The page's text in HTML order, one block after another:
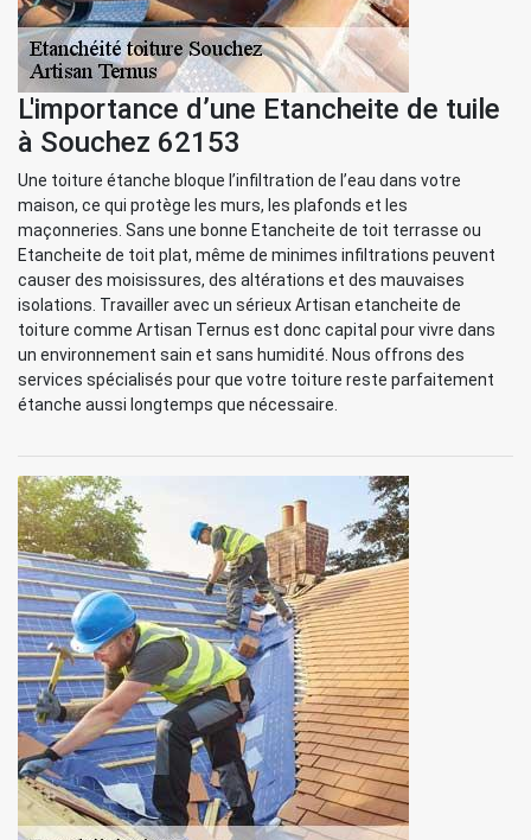
L'importance d’une Etancheite de tuile
à Souchez 62153
Une toiture étanche bloque l’infiltration de l’eau dans votre
maison, ce qui protège les murs, les plafonds et les
maçonneries. Sans une bonne Etancheite de toit terrasse ou
Etancheite de toit plat, même de minimes infiltrations peuvent
causer des moisissures, des altérations et des mauvaises
isolations. Travailler avec un sérieux Artisan etancheite de
toiture comme Artisan Ternus est donc capital pour vivre dans
un environnement sain et sans humidité. Nous offrons des
services spécialisés pour que votre toiture reste parfaitement
étanche aussi longtemps que nécessaire.